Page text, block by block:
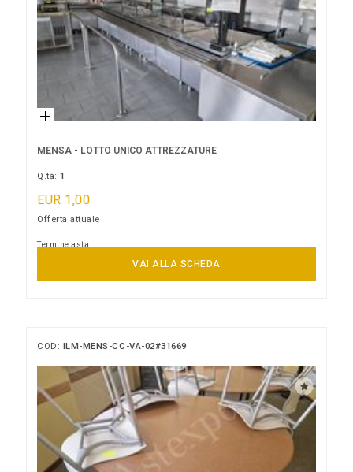
MENSA - LOTTO UNICO ATTREZZATURE
Q.tà:1
EUR 1,00
Offerta attuale
Termine asta:
VAI ALLA SCHEDA
COD: ILM-MENS-CC-VA-02#31669